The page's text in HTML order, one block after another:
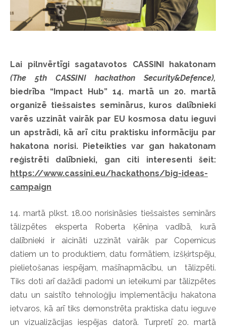
Lai pilnvērtīgi sagatavotos CASSINI hakatonam
(The 5th CASSINI hackathon Security&Defence),
biedrība “Impact Hub” 14. martā un 20. martā
organizē tiešsaistes seminārus, kuros dalībnieki
varēs uzzināt vairāk par EU kosmosa datu ieguvi
un apstrādi, kā arī citu praktisku informāciju par
hakatona norisi. Pieteikties var gan hakatonam
reģistrēti dalībnieki, gan citi interesenti šeit:
https://www.cassini.eu/hackathons/big-ideas-
campaign
14. martā plkst. 18.00 norisināsies tiešsaistes seminārs
tālizpētes eksperta Roberta Ķēniņa vadībā, kurā
dalībnieki ir aicināti uzzināt vairāk par Copernicus
datiem un to produktiem, datu formātiem, izšķirtspēju,
pielietošanas iespējam, mašīnapmācību, un tālizpēti.
Tiks doti arī dažādi padomi un ieteikumi par tālizpētes
datu un saistīto tehnoloģiju implementāciju hakatona
ietvaros, kā arī tiks demonstrēta praktiska datu ieguve
un vizualizācijas iespējas datorā. Turpretī 20. martā